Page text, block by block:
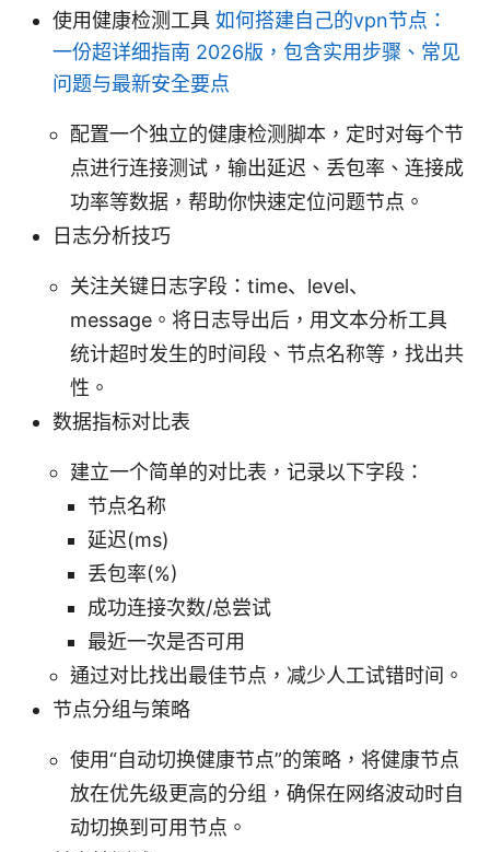
使用健康检测工具 如何搭建自己的vpn节点：
一份超详细指南 2026版，包含实用步骤、常见
问题与最新安全要点
配置一个独立的健康检测脚本，定时对每个节
点进行连接测试，输出延迟、丢包率、连接成
功率等数据，帮助你快速定位问题节点。
日志分析技巧
关注关键日志字段：time、level、
message。将日志导出后，用文本分析工具
统计超时发生的时间段、节点名称等，找出共
性。
数据指标对比表
建立一个简单的对比表，记录以下字段：
节点名称
延迟(ms)
丢包率(%)
成功连接次数/总尝试
最近一次是否可用
通过对比找出最佳节点，减少人工试错时间。
节点分组与策略
使用“自动切换健康节点”的策略，将健康节点
放在优先级更高的分组，确保在网络波动时自
动切换到可用节点。